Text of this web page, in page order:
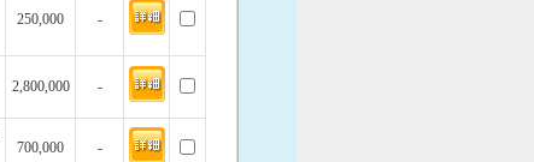
250,000 -
2,800,000 -
700,000 -